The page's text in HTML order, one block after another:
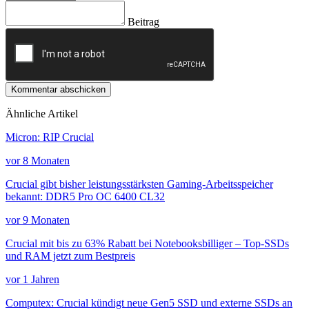
Beitrag
Kommentar abschicken
Ähnliche Artikel
Micron: RIP Crucial
vor 8 Monaten
Crucial gibt bisher leistungsstärksten Gaming-Arbeitsspeicher
bekannt: DDR5 Pro OC 6400 CL32
vor 9 Monaten
Crucial mit bis zu 63% Rabatt bei Notebooksbilliger – Top-SSDs
und RAM jetzt zum Bestpreis
vor 1 Jahren
Computex: Crucial kündigt neue Gen5 SSD und externe SSDs an